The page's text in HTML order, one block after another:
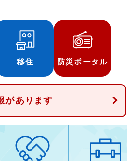
移住 防災ポータル
があります